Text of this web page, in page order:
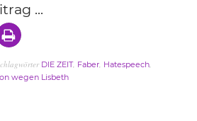
...
DIE ZEIT, Faber, Hatespeech,
wegen Lisbeth